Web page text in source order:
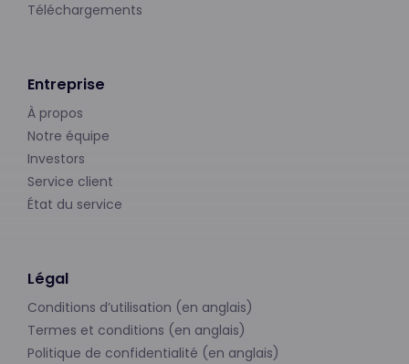
Téléchargements
Entreprise
À propos
Notre équipe
Investors
Service client
État du service
Légal
Conditions d’utilisation (en anglais)
Termes et conditions (en anglais)
Politique de confidentialité (en anglais)